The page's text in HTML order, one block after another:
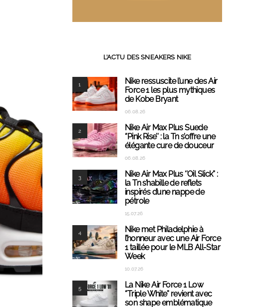
L’ACTU DES SNEAKERS NIKE
1
Nike ressuscite l’une des Air
Force 1 les plus mythiques
de Kobe Bryant
06.08.26
2
Nike Air Max Plus Suede
‘’Pink Rise’’ : la Tn s’offre une
élégante cure de douceur
06.08.26
3
Nike Air Max Plus ‘’Oil Slick’’ :
la Tn s’habille de reflets
inspirés d’une nappe de
pétrole
15.07.26
4
Nike met Philadelphie à
l’honneur avec une Air Force
1 taillée pour le MLB All-Star
Week
10.07.26
5
La Nike Air Force 1 Low
‘’Triple White’’ revient avec
son shape emblématique